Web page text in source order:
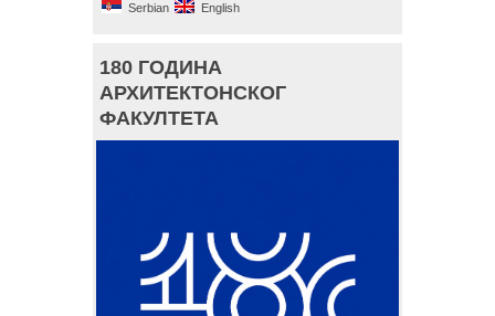
Serbian English
180 ГОДИНА
АРХИТЕКТОНСКОГ
ФАКУЛТЕТА